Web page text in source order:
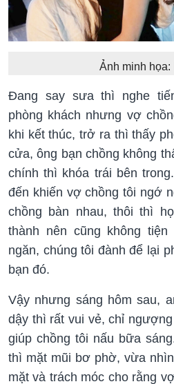
Ảnh minh họa:
Đang say sưa thì nghe
phòng khách nhưng vợ
khi kết thúc, trở ra thì thấy
cửa, ông bạn chồng không
chính thì khóa trái bên
đến khiến vợ chồng tôi ngớ
chồng bàn nhau, thôi thì
thành nên cũng không
ngăn, chúng tôi đành để lại
bạn đó.
Vậy nhưng sáng hôm sau,
dậy thì rất vui vẻ, chỉ
giúp chồng tôi nấu bữa
thì mặt mũi bơ phờ, vừa
mặt và trách móc cho rằng